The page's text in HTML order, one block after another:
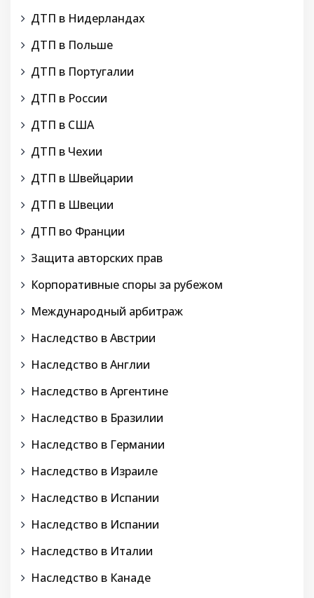
ДТП в Нидерландах
ДТП в Польше
ДТП в Португалии
ДТП в России
ДТП в США
ДТП в Чехии
ДТП в Швейцарии
ДТП в Швеции
ДТП во Франции
Защита авторских прав
Корпоративные споры за рубежом
Международный арбитраж
Наследство в Австрии
Наследство в Англии
Наследство в Аргентине
Наследство в Бразилии
Наследство в Германии
Наследство в Израиле
Наследство в Испании
Наследство в Испании
Наследство в Италии
Наследство в Канаде